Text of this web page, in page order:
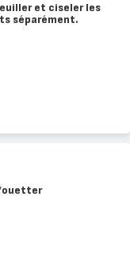
et ciseler les
séparément.